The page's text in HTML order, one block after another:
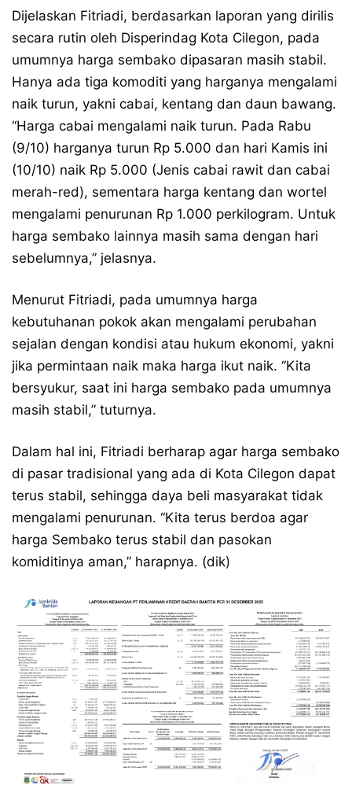
Dijelaskan Fitriadi, berdasarkan laporan yang dirilis
secara rutin oleh Disperindag Kota Cilegon, pada
umumnya harga sembako dipasaran masih stabil.
Hanya ada tiga komoditi yang harganya mengalami
naik turun, yakni cabai, kentang dan daun bawang.
“Harga cabai mengalami naik turun. Pada Rabu
(9/10) harganya turun Rp 5.000 dan hari Kamis ini
(10/10) naik Rp 5.000 (Jenis cabai rawit dan cabai
merah-red), sementara harga kentang dan wortel
mengalami penurunan Rp 1.000 perkilogram. Untuk
harga sembako lainnya masih sama dengan hari
sebelumnya,” jelasnya.
Menurut Fitriadi, pada umumnya harga
kebutuhanan pokok akan mengalami perubahan
sejalan dengan kondisi atau hukum ekonomi, yakni
jika permintaan naik maka harga ikut naik. “Kita
bersyukur, saat ini harga sembako pada umumnya
masih stabil,” tuturnya.
Dalam hal ini, Fitriadi berharap agar harga sembako
di pasar tradisional yang ada di Kota Cilegon dapat
terus stabil, sehingga daya beli masyarakat tidak
mengalami penurunan. “Kita terus berdoa agar
harga Sembako terus stabil dan pasokan
komiditinya aman,” harapnya. (dik)